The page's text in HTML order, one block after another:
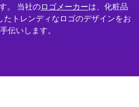
。 当社のロゴメーカーは、化粧品
たトレンディなロゴのデザインをお
手伝いします。